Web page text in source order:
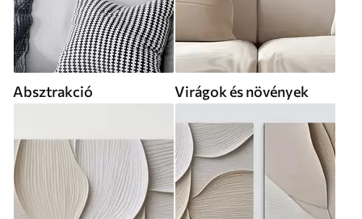
Absztrakció Virágok és növények